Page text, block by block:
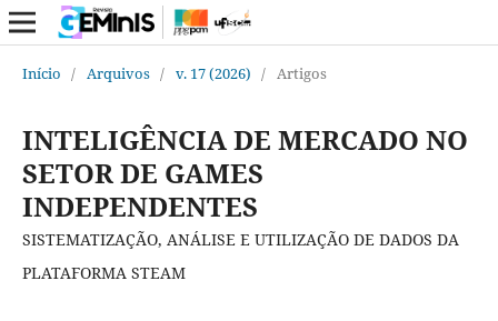
Início / Arquivos / v. 17 (2026) / Artigos
INTELIGÊNCIA DE MERCADO NO
SETOR DE GAMES
INDEPENDENTES
SISTEMATIZAÇÃO, ANÁLISE E UTILIZAÇÃO DE DADOS DA
PLATAFORMA STEAM